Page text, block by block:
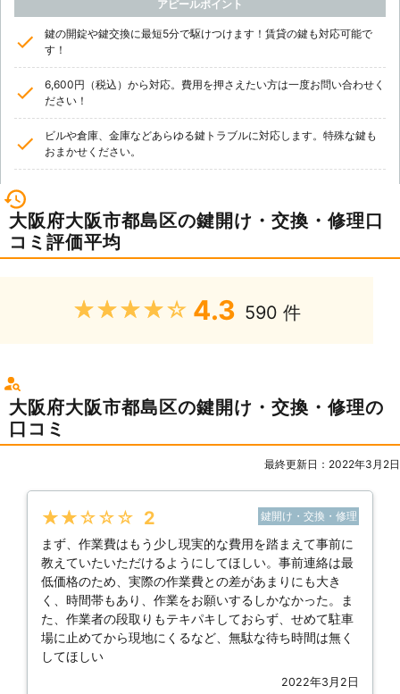
アピールポイント
鍵の開錠や鍵交換に最短5分で駆けつけます！賃貸の鍵も対応可能で
す！
6,600円（税込）から対応。費用を押さえたい方は一度お問い合わせく
ださい！
ビルや倉庫、金庫などあらゆる鍵トラブルに対応します。特殊な鍵も
おまかせください。
大阪府大阪市都島区の鍵開け・交換・修理口
コミ評価平均
★★★★★ 4.3 590 件
大阪府大阪市都島区の鍵開け・交換・修理の
口コミ
最終更新日：2022年3月2日
★★★★★ 2 鍵開け・交換・修理
まず、作業費はもう少し現実的な費用を踏まえて事前に
教えていたいただけるようにしてほしい。事前連絡は最
低価格のため、実際の作業費との差があまりにも大き
く、時間帯もあり、作業をお願いするしかなかった。ま
た、作業者の段取りもテキパキしておらず、せめて駐車
場に止めてから現地にくるなど、無駄な待ち時間は無く
してほしい
2022年3月2日